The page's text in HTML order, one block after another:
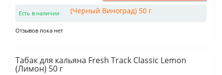
Есть в наличии
Отзывов пока нет
Табак для кальяна Fresh Track Classic Lemon
(Лимон) 50 г